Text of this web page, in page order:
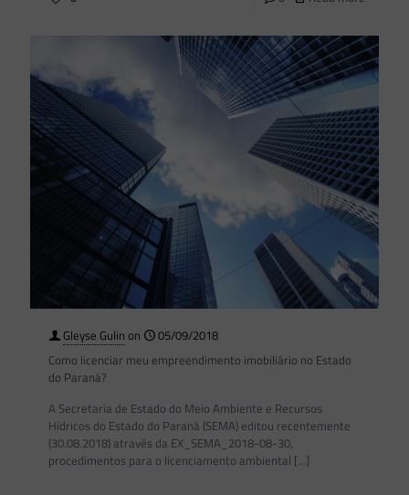
Gleyse Gulin on
05/09/2018
Como licenciar meu empreendimento imobiliário no Estado
do Paraná?
A Secretaria de Estado do Meio Ambiente e Recursos
Hídricos do Estado do Paraná (SEMA) editou recentemente
(30.08.2018) através da EX_SEMA_2018-08-30,
procedimentos para o licenciamento ambiental […]